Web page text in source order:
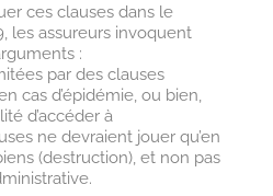
ces clauses dans le
les assureurs invoquent
:
par des clauses
cas d’épidémie, ou bien,
d’accéder à
ne devraient jouer qu’en
(destruction), et non pas